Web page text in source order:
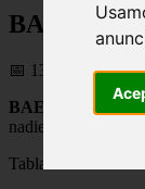
BAE
📅 13/07/2025
BAE
no es
nadie» y es usado
Tabla de Contenidos